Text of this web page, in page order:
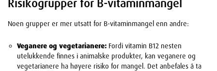
Risikogrupper for B-vitaminmangel
Noen grupper er mer utsatt for B-vitaminmangel enn andre:
Veganere og vegetarianere: Fordi vitamin B12 nesten
utelukkende finnes i animalske produkter, kan veganere og
vegetarianere ha høyere risiko for mangel. Det anbefales å ta